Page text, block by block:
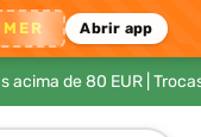
Abrir app
acima de 80 EUR|